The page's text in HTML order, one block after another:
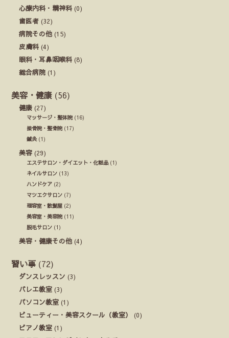
心療内科・精神科 (0)
歯医者 (32)
病院その他 (15)
皮膚科 (4)
眼科・耳鼻咽喉科 (8)
総合病院 (1)
美容・健康 (56)
健康 (27)
マッサージ・整体院(16)
接骨院・整骨院(17)
鍼灸(1)
美容 (29)
エステサロン・ダイエット・化粧品 (1)
ネイルサロン (13)
ハンドケア (2)
マツエクサロン (7)
理容室・散髪屋 (2)
美容室・美容院(11)
脱毛サロン (1)
美容・健康その他 (4)
習い事 (72)
ダンスレッスン (3)
バレエ教室 (3)
パソコン教室 (1)
ビューティー・美容スクール（教室）
(0)
ピアノ教室 (1)